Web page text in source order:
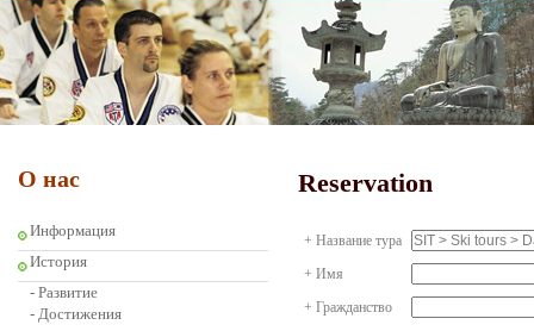
О нас
Информация
История
- Развитие
- Достижения
Reservation
+ Название тура
+ Имя
+ Гражданство